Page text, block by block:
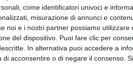
come identificatori univoci e
misurazione di annunci e
noi e i nostri partner possiamo
del dispositivo. Puoi fare clic per
In alternativa puoi accedere a
di acconsentire o di negare il consenso.